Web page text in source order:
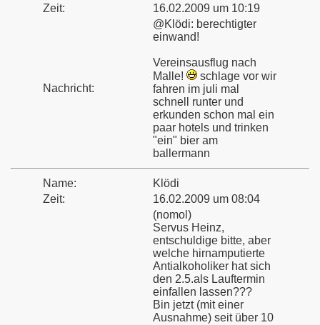
Zeit:
16.02.2009 um 10:19
Nachricht:
@Klödi: berechtigter
einwand!
Vereinsausflug nach
Malle!
schlage vor wir
fahren im juli mal
schnell runter und
erkunden schon mal ein
paar hotels und trinken
"ein" bier am
ballermann
Name:
Klödi
Zeit:
16.02.2009 um 08:04
(nomol)
Servus Heinz,
entschuldige bitte, aber
welche hirnamputierte
Antialkoholiker hat sich
den 2.5.als Lauftermin
einfallen lassen???
Bin jetzt (mit einer
Ausnahme) seit über 10